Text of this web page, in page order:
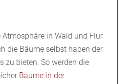
Atmosphäre in Wald und Flur
die Bäume selbst haben der
zu bieten. So werden die
Bäume in der